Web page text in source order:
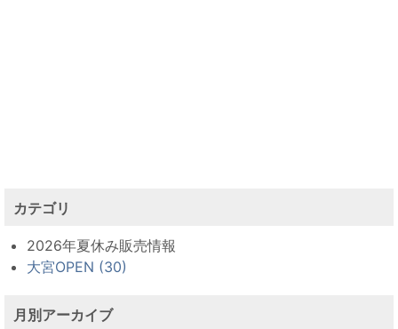
カテゴリ
2026年夏休み販売情報
大宮OPEN (30)
月別アーカイブ